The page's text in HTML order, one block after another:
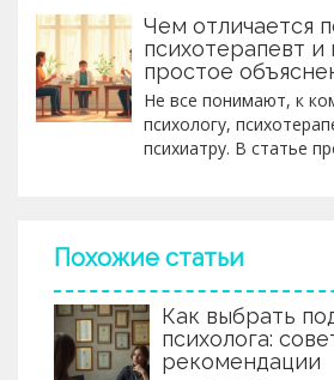
подходы, и как
который
Чем отличается
психотерапевт и
простое
Не все понимают, к
психологу,
психиатру. В статье
направлениях.
случаями из жизни и
выбрать подходящего
чтения будет легкость
понимание, какой
Похожие статьи
Как выбрать
психолога:
рекомендации